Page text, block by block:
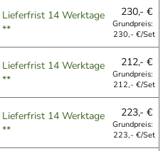
Lieferfrist 14 Werktage
**
230,- €
Grundpreis:
230,- €/Set
Lieferfrist 14 Werktage
**
212,- €
Grundpreis:
212,- €/Set
Lieferfrist 14 Werktage
**
223,- €
Grundpreis:
223,- €/Set